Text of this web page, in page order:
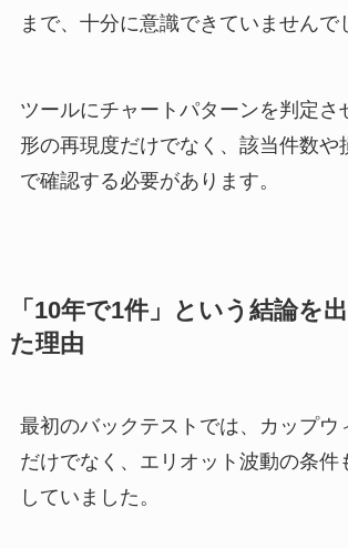
まで、十分に意識できていませんで
ツールにチャートパターンを判定さ
形の再現度だけでなく、該当件数や
で確認する必要があります。
「10年で1件」という結論を
た理由
最初のバックテストでは、カップウ
だけでなく、エリオット波動の条件
していました。